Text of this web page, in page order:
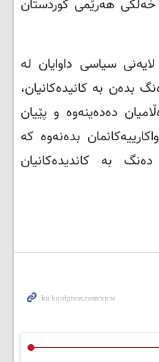
خەڵکی هەرێمی کوردستان
سیاسی داوایان لە
بدەن بە کانیدەکانیان،
دەدەینەوە و پێیان
بدەنەوە کە
بە کاندیدەکانیان